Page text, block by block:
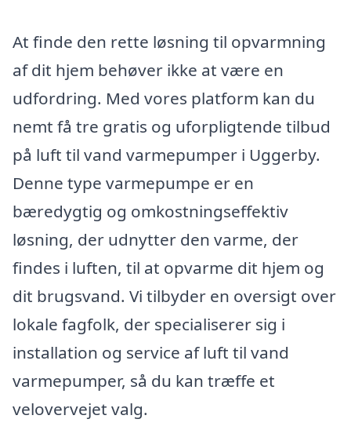
At finde den rette løsning til opvarmning
af dit hjem behøver ikke at være en
udfordring. Med vores platform kan du
nemt få tre gratis og uforpligtende tilbud
på luft til vand varmepumper i Uggerby.
Denne type varmepumpe er en
bæredygtig og omkostningseffektiv
løsning, der udnytter den varme, der
findes i luften, til at opvarme dit hjem og
dit brugsvand. Vi tilbyder en oversigt over
lokale fagfolk, der specialiserer sig i
installation og service af luft til vand
varmepumper, så du kan træffe et
velovervejet valg.